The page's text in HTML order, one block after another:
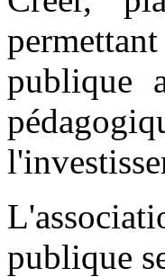
publique
publique